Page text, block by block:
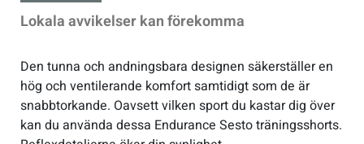
Lokala avvikelser kan förekomma
Den tunna och andningsbara designen säkerställer en
hög och ventilerande komfort samtidigt som de är
snabbtorkande. Oavsett vilken sport du kastar dig över
kan du använda dessa Endurance Sesto träningsshorts.